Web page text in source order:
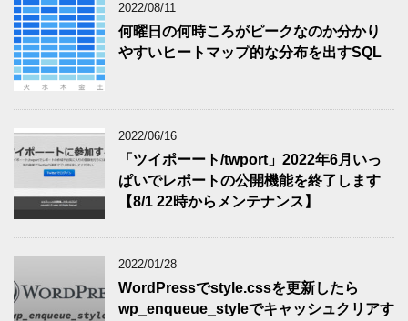
2022/08/11
何曜日の何時ころがピークなのか分かり
やすいヒートマップ的な分布を出すSQL
2022/06/16
「ツイポーート/twport」2022年6月いっ
ぱいでレポートの公開機能を終了します
【8/1 22時からメンテナンス】
2022/01/28
WordPressでstyle.cssを更新したら
wp_enqueue_styleでキャッシュクリアす